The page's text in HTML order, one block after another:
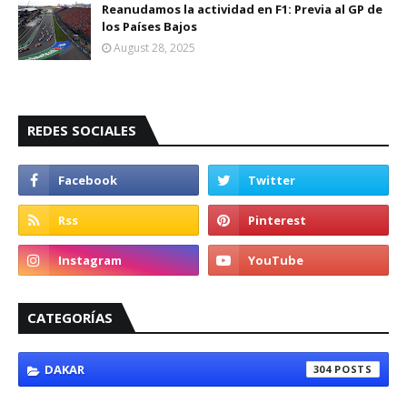
Reanudamos la actividad en F1: Previa al GP de
los Países Bajos
August 28, 2025
REDES SOCIALES
CATEGORÍAS
DAKAR 304